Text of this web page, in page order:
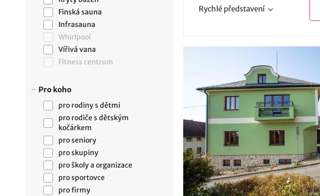
Finská sauna
Infrasauna
Whirlpool
Vířivá vana
Fitness centrum
Pro koho
pro rodiny s dětmi
pro rodiče s dětským
kočárkem
pro seniory
pro skupiny
pro školy a organizace
pro sportovce
pro firmy
Rychlé představení